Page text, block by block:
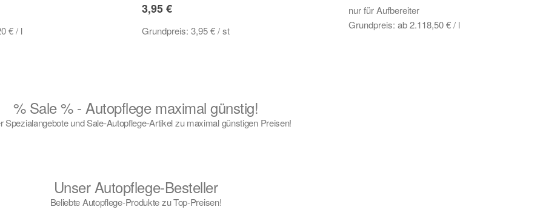
€/ l
3,95 €
Grundpreis: 3,95 €/ st
nur für Aufbereiter
Grundpreis: ab2.118,50 €/ l
% Sale % - Autopflege maximal günstig!
Spezialangebote und Sale-Autopflege-Artikel zu maximal günstigen Preisen!
Unser Autopflege-Besteller
Beliebte Autopflege-Produkte zu Top-Preisen!